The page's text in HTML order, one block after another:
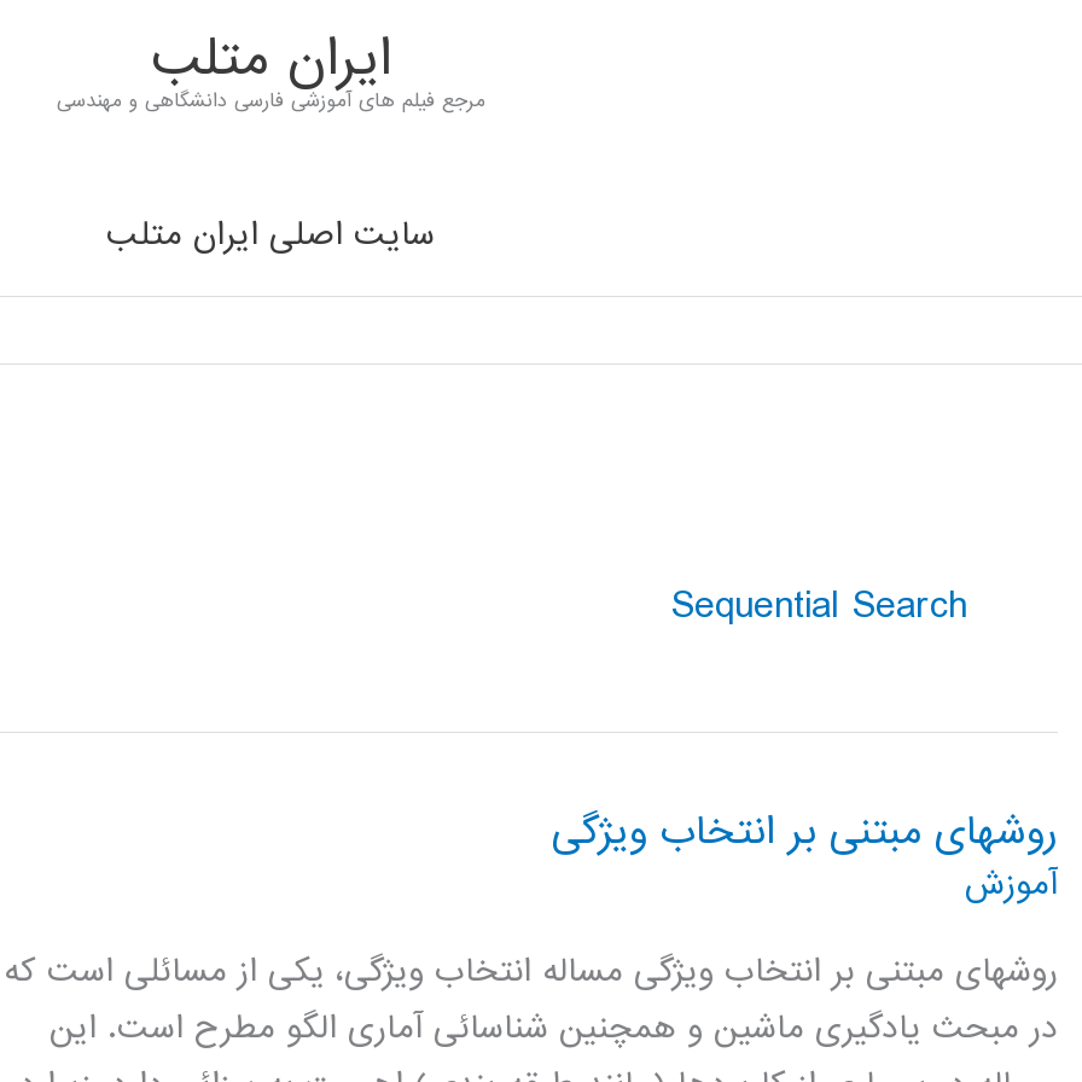
ايران متلب
مرجع فیلم های آموزشی فارسی دانشگاهی و مهندسی
سایت اصلی ایران متلب
Sequential Search
روشهای مبتنی بر انتخاب ویژگی
آموزش
روشهای مبتنی بر انتخاب ویژگی مساله انتخاب ویژگی، یکی از مسائلی است که
در مبحث یادگیری ماشین و همچنین شناسائی آماری الگو مطرح است. این